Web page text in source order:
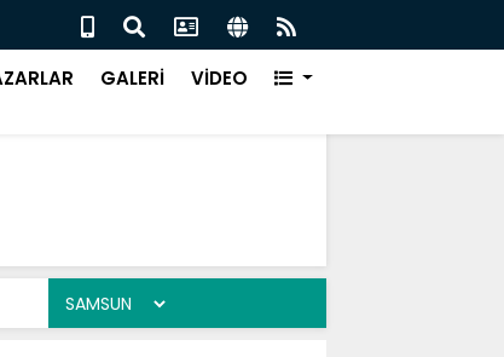
KAMPTA HAYAT VAR’
GALERİ VİDEO